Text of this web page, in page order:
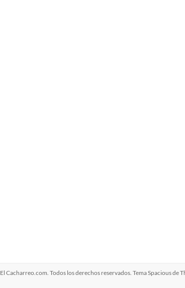
El Cacharreo.com. Todos los derechos reservados. TemaSpaciousde